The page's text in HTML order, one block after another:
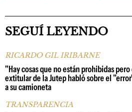
SEGUÍ LEYENDO
RICARDO GIL IRIBARNE
"Hay cosas que no están prohibidas
extitular de la Jutep habló sobre el
a su camioneta
TRANSPARENCIA